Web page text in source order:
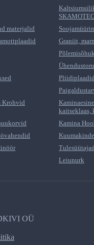
materjalid
Graniit,
Krohvid
kaitseklaas,
Kamina
Tulesüütajad
Leiunurk
OÜ